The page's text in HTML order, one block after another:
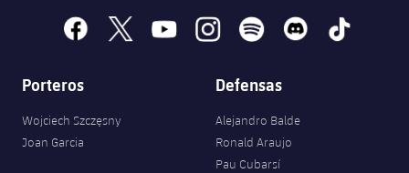
facebook
x youtubeinstagramspotify discord tiktok
Porteros
Wojciech Szczęsny
Joan Garcia
Defensas
Alejandro Balde
Ronald Araujo
Pau Cubarsí